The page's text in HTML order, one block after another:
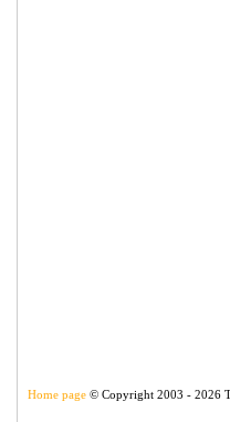
Home page © Copyright 2003 - 2026